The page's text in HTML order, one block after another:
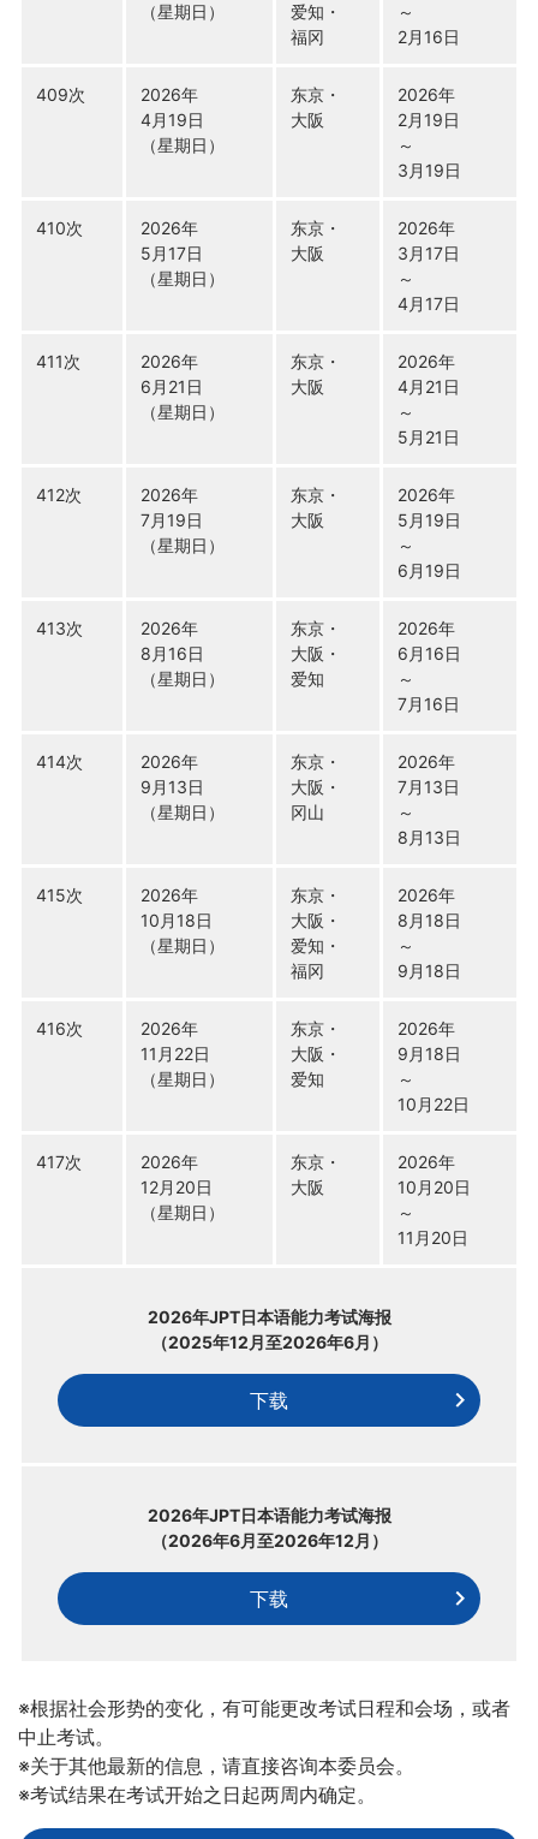
（星期日）
爱知・
福冈
～
2月16日
409次
2026年
4月19日
（星期日）
东京・
大阪
2026年
2月19日
～
3月19日
410次
2026年
5月17日
（星期日）
东京・
大阪
2026年
3月17日
～
4月17日
411次
2026年
6月21日
（星期日）
东京・
大阪
2026年
4月21日
～
5月21日
412次
2026年
7月19日
（星期日）
东京・
大阪
2026年
5月19日
～
6月19日
413次
2026年
8月16日
（星期日）
东京・
大阪・
爱知
2026年
6月16日
～
7月16日
414次
2026年
9月13日
（星期日）
东京・
大阪・
冈山
2026年
7月13日
～
8月13日
415次
2026年
10月18日
（星期日）
东京・
大阪・
爱知・
福冈
2026年
8月18日
～
9月18日
416次
2026年
11月22日
（星期日）
东京・
大阪・
爱知
2026年
9月18日
～
10月22日
417次
2026年
12月20日
（星期日）
东京・
大阪
2026年
10月20日
～
11月20日
2026年JPT日本语能力考试海报
（2025年12月至2026年6月）
下载
2026年JPT日本语能力考试海报
（2026年6月至2026年12月）
下载
※根据社会形势的变化，有可能更改考试日程和会场，或者
中止考试。
※关于其他最新的信息，请直接咨询本委员会。
※考试结果在考试开始之日起两周内确定。